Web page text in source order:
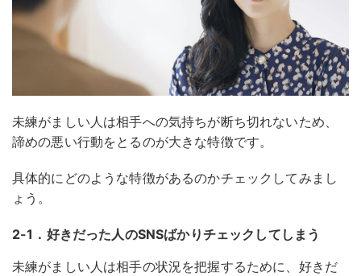
未練がましい人は相手への気持ちが断ち切れないため、
諦めの悪い行動をとるのが大きな特徴です。
具体的にどのような特徴があるのかチェックしてみまし
ょう。
2-1．好きだった人のSNSばかりチェックしてしまう
未練がましい人は相手の状況を把握するために、好きだ